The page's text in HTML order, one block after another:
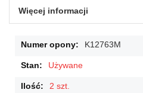
Więcej informacji
Więcej
K12763M
Używane
2 szt.